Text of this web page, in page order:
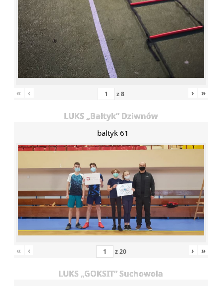
« ‹ z8 › »
LUKS „Bałtyk” Dziwnów
baltyk 61
« ‹ z20 › »
LUKS „GOKSIT” Suchowola